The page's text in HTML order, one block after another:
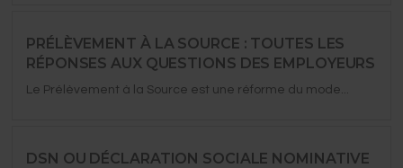
PRÉLÈVEMENT À LA SOURCE : TOUTES LES
RÉPONSES AUX QUESTIONS DES EMPLOYEURS
Le Prélèvement à la Source est une réforme du mode...
DSN OU DÉCLARATION SOCIALE NOMINATIVE